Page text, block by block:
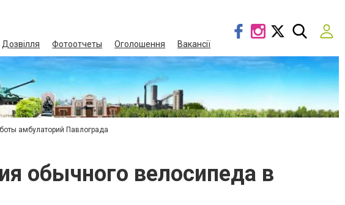
Дозвілля Фотоотчеты Оголошення Вакансії
амбулаторий Павлограда
обычного велосипеда в